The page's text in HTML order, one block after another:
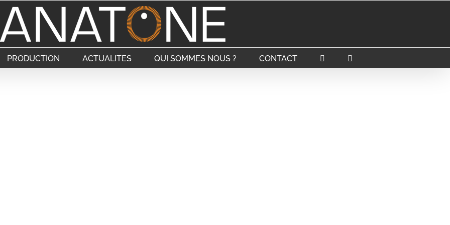
PRODUCTION ACTUALITES QUI SOMMES NOUS ? CONTACT